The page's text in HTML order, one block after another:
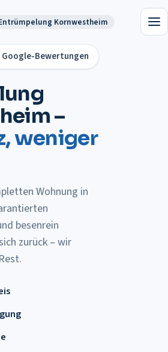
Kornwestheim
Google-Bewertungen
–
weniger
Wohnung in
besenrein
zurück – wir